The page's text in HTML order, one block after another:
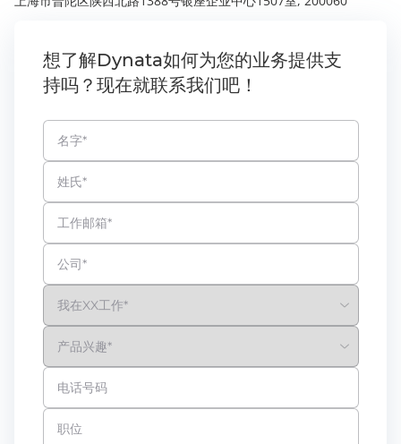
想了解Dynata如何为您的业务提供支
持吗？现在就联系我们吧！